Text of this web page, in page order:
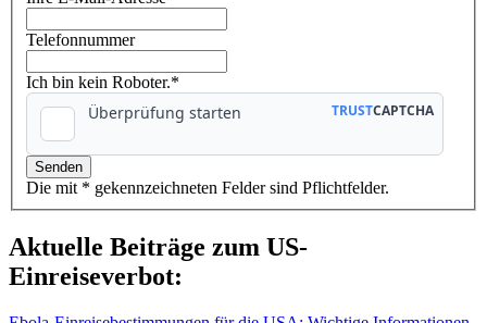
Telefonnummer
Ich bin kein Roboter.*
Die mit * gekennzeichneten Felder sind Pflichtfelder.
Aktuelle Beiträge zum US-
Einreiseverbot: